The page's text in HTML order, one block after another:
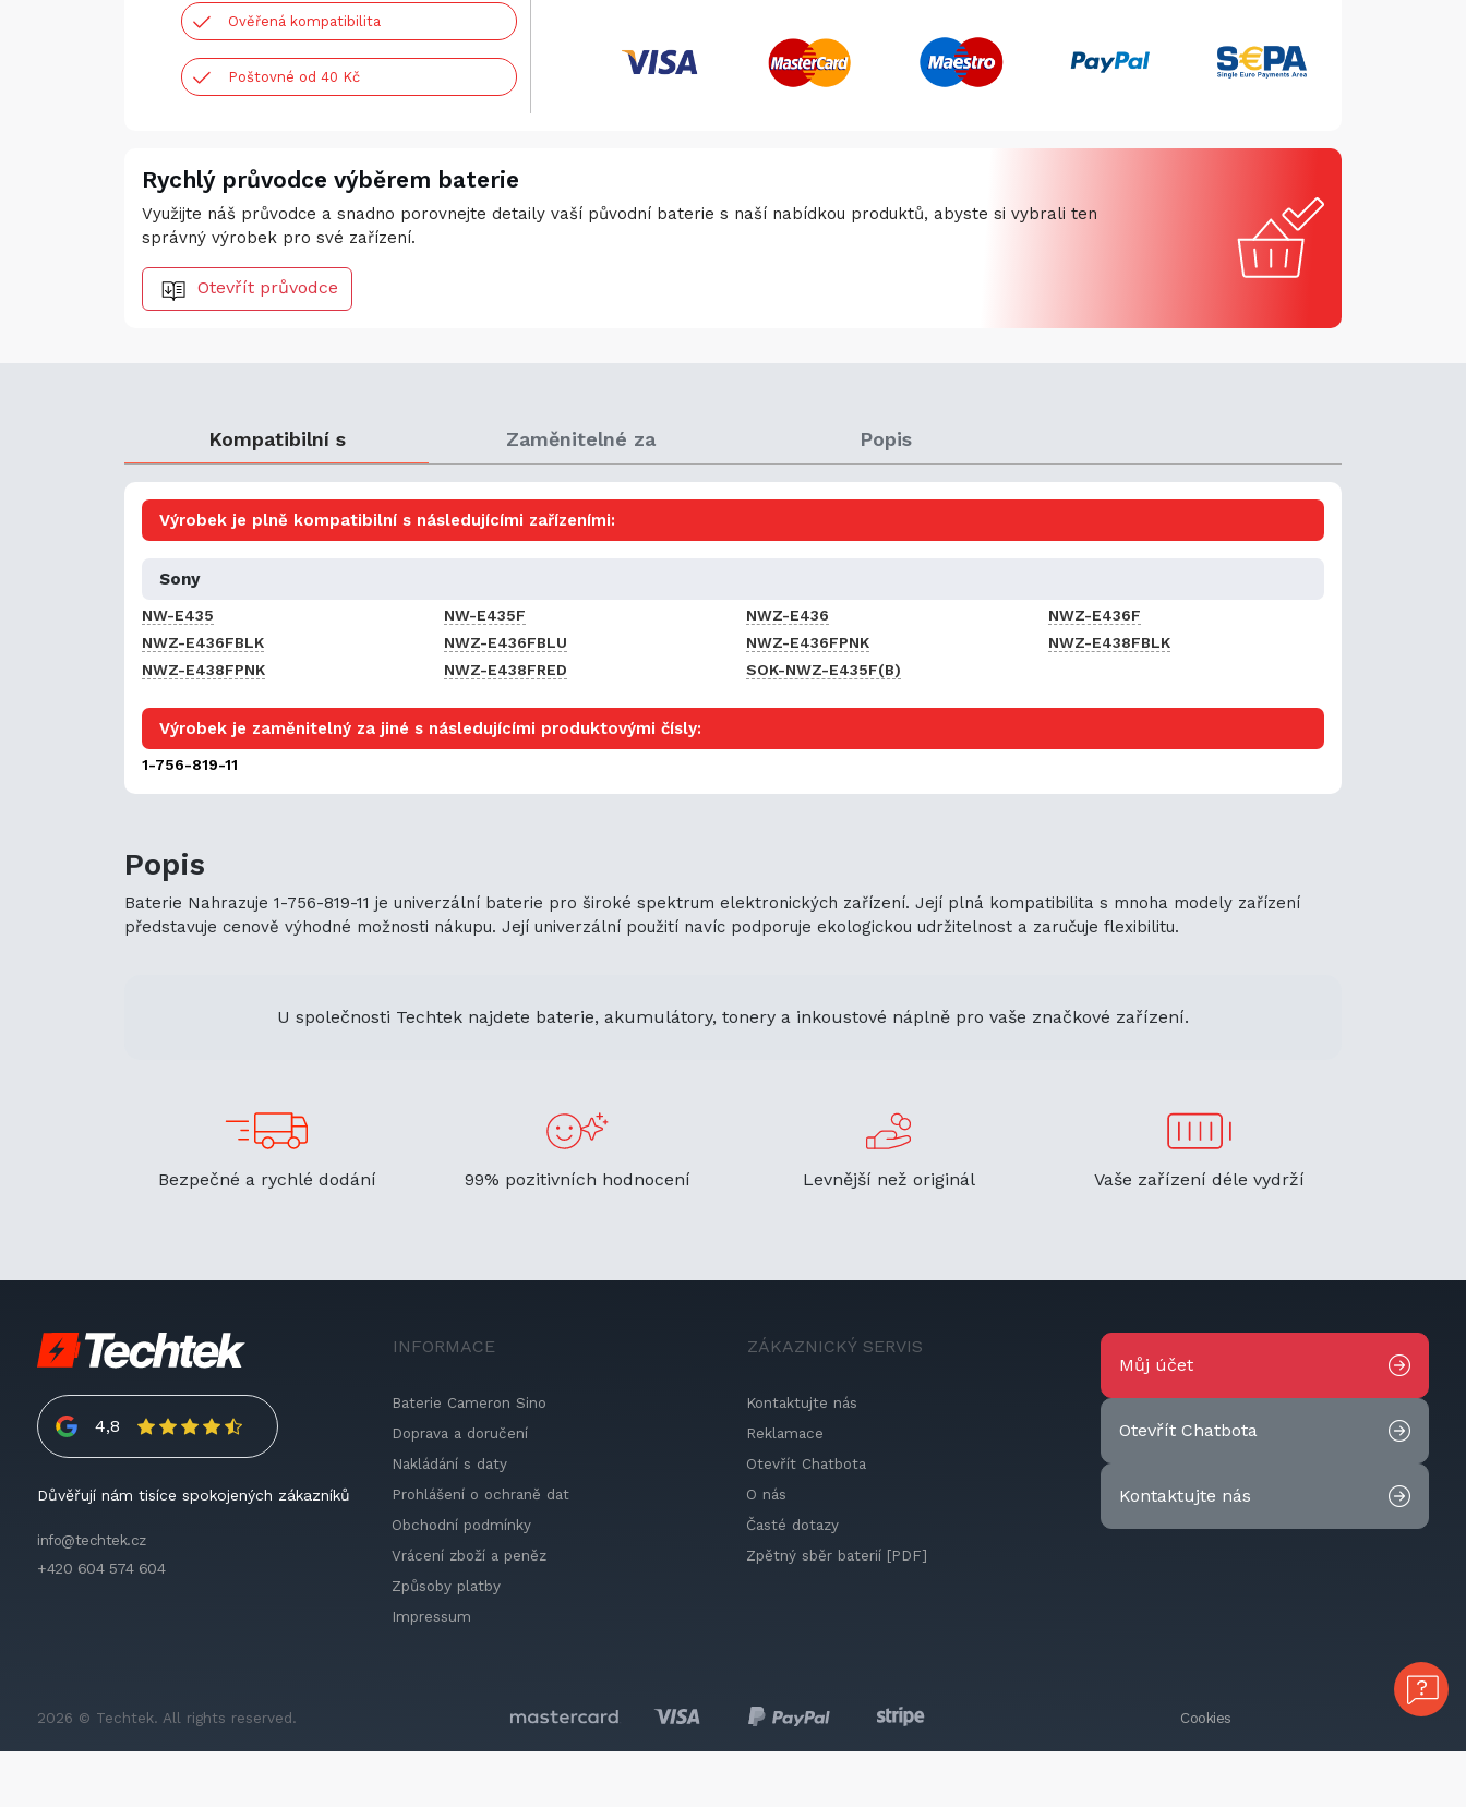
Ověřená kompatibilita
Poštovné od 40 Kč
Rychlý průvodce výběrem baterie
Využijte náš průvodce a snadno porovnejte detaily vaší původní baterie s naší nabídkou produktů, abyste si vybrali ten
správný výrobek pro své zařízení.
Otevřít průvodce
Kompatibilní s Zaměnitelné za Popis
Výrobek je plně kompatibilní s následujícími zařízeními:
Sony
NW-E435 NW-E435F NWZ-E436
NWZ-E436F
NWZ-E436FBLK
NWZ-E436FBLU NWZ-E436FPNK
NWZ-E438FBLK
NWZ-E438FPNK
NWZ-E438FRED SOK-NWZ-E435F(B)
Výrobek je zaměnitelný za jiné s následujícími produktovými čísly:
1-756-819-11
Popis
Baterie Nahrazuje 1-756-819-11 je univerzální baterie pro široké spektrum elektronických zařízení. Její plná kompatibilita s mnoha modely zařízení
představuje cenově výhodné možnosti nákupu. Její univerzální použití navíc podporuje ekologickou udržitelnost a zaručuje flexibilitu.
U společnosti Techtek najdete baterie, akumulátory, tonery a inkoustové náplně pro vaše značkové zařízení.
Bezpečné a rychlé dodání 99% pozitivních hodnocení Levnější než originál Vaše zařízení déle vydrží
4,8
Důvěřují nám tisíce spokojených zákazníků
info@techtek.cz
+420 604 574 604
INFORMACE
Baterie Cameron Sino
Doprava a doručení
Nakládání s daty
Prohlášení o ochraně dat
Obchodní podmínky
Vrácení zboží a peněz
Způsoby platby
Impressum
ZÁKAZNICKÝ SERVIS
Kontaktujte nás
Reklamace
Otevřít Chatbota
O nás
Časté dotazy
Zpětný sběr baterií [PDF]
Můj účet
Otevřít Chatbota
Kontaktujte nás
2026 © Techtek. All rights reserved. Cookies